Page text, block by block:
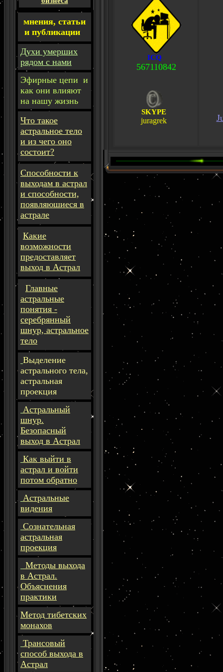
мнения, статьи
и публикации
Духи умерших
рядом с нами
Эфирные цепи и
как они влияют
на нашу жизнь
Что такое
астральное тело
и из чего оно
состоит?
Способности к
выходам в астрал
и способности,
появляюшиеся в
астрале
Какие
возможности
предоставляет
выход в Астрал
Главные
астральные
понятия -
серебрянный
шнур, астральное
тело
Выделение
астрального тела,
астральная
проекция
Астральный
шнур.
Безопасный
выход в Астрал
Как выйти в
астрал и войти
потом обратно
Астральные
видения
Сознательная
астральная
проекция
Методы выхода
в Астрал.
Объяснения
практики
Метод тибетских
монахов
Трансовый
способ выхода в
Астрал
ICQ
567110842
SKYPE
juragrek